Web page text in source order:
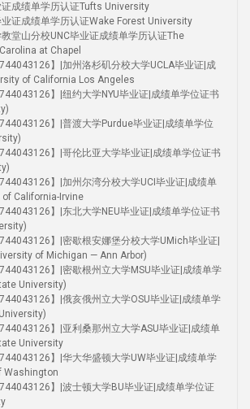
成绩单学历认证Tufts University
证成绩单学历认证Wake Forest University
堂山分校UNC毕业证成绩单学历认证The
at Chapel
】|加州洛杉矶分校大学UCLA毕业证|成
of California Los Angeles
】|纽约大学NYU毕业证|成绩单学位证书
】|普渡大学Purdue毕业证|成绩单学位
】|哥伦比亚大学毕业证|成绩单学位证书
】|加州尔湾分校大学UCI毕业证|成绩单
California-Irvine
】|东北大学NEU毕业证|成绩单学位证书
】|密歇根安娜堡分校大学UMich毕业证|
of Michigan — Ann Arbor)
】|密歇根州立大学MSU毕业证|成绩单学
University)
】|俄亥俄州立大学OSU毕业证|成绩单学
】|亚利桑那州立大学ASU毕业证|成绩单
University
】|华大华盛顿大学UW毕业证|成绩单学
Washington
】|波士顿大学BU毕业证|成绩单学位证